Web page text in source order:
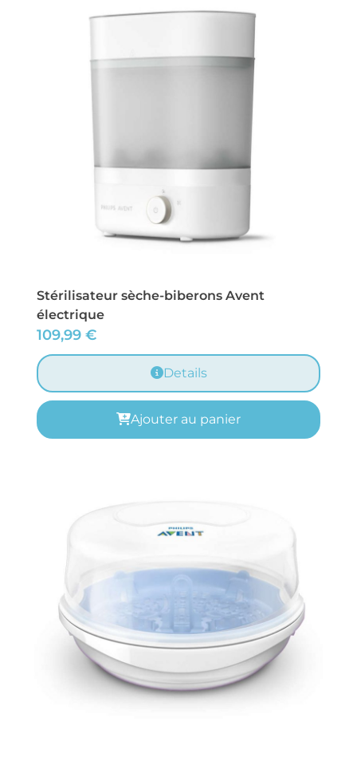
Stérilisateur sèche-biberons Avent
électrique
109,99 €
Details
Ajouter au panier